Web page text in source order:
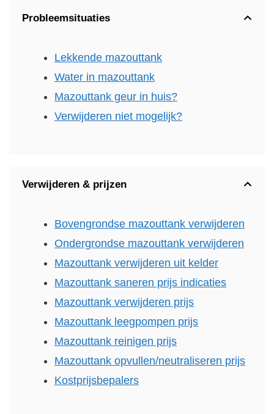
Probleemsituaties
Lekkende mazouttank
Water in mazouttank
Mazouttank geur in huis?
Verwijderen niet mogelijk?
Verwijderen & prijzen
Bovengrondse mazouttank verwijderen
Ondergrondse mazouttank verwijderen
Mazouttank verwijderen uit kelder
Mazouttank saneren prijs indicaties
Mazouttank verwijderen prijs
Mazouttank leegpompen prijs
Mazouttank reinigen prijs
Mazouttank opvullen/neutraliseren prijs
Kostprijsbepalers